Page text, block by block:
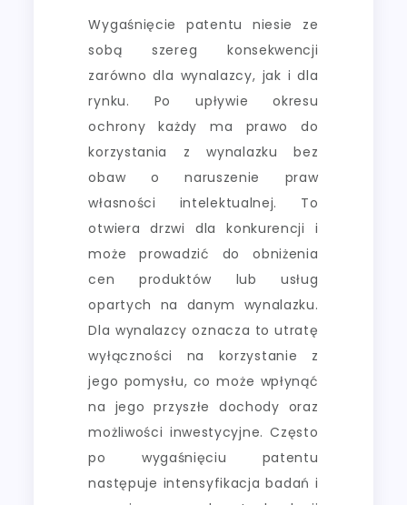
Wygaśnięcie patentu niesie ze
sobą szereg konsekwencji
zarówno dla wynalazcy, jak i dla
rynku. Po upływie okresu
ochrony każdy ma prawo do
korzystania z wynalazku bez
obaw o naruszenie praw
własności intelektualnej. To
otwiera drzwi dla konkurencji i
może prowadzić do obniżenia
cen produktów lub usług
opartych na danym wynalazku.
Dla wynalazcy oznacza to utratę
wyłączności na korzystanie z
jego pomysłu, co może wpłynąć
na jego przyszłe dochody oraz
możliwości inwestycyjne. Często
po wygaśnięciu patentu
następuje intensyfikacja badań i